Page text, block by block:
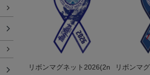
リボンマグネット2026(2n
リボンマ